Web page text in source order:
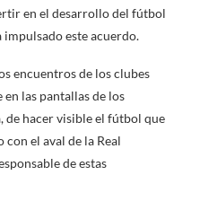
en el desarrollo del fútbol
impulsado este acuerdo.
encuentros de los clubes
las pantallas de los
de hacer visible el fútbol que
con el aval de la Real
de estas